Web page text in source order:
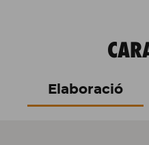
Elaboració